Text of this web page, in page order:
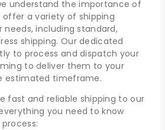
understand the importance of
offer a variety of shipping
including standard,
shipping. Our dedicated
to process and dispatch your
to deliver them to your
estimated timeframe.
fast and reliable shipping to our
you need to know